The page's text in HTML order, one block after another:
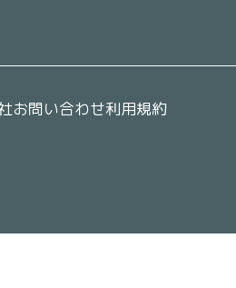
お問い合わせ利用規約